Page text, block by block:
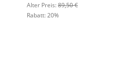
Alter Preis:89,50 €
Rabatt:20%